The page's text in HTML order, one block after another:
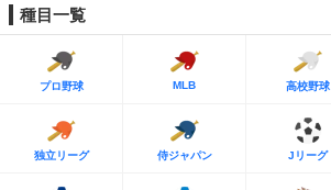
種目一覧
プロ野球 MLB 高校野球
独立リーグ 侍ジャパン Jリーグ